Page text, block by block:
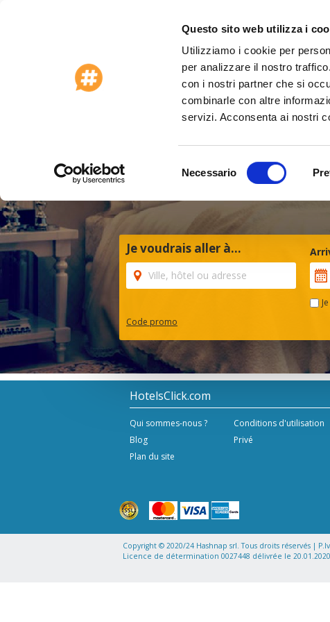
Questo sito web utilizza i
Utilizziamo i cookie per
per analizzare il nostro
con i nostri partner che si
combinarle con altre
servizi. Acconsenta ai nostri
del
Necessario
Service clients
Qatar
Je voudrais aller à...
Code promo
HotelsClick.com
Qui sommes-nous ?
Conditions d'utilisation
Blog
Privé
Plan du site
Copyright © 2020/24 Hashnap srl. Tous droits réservés |
Licence de détermination 0027448 délivrée le